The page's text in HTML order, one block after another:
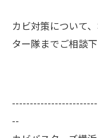
カビ対策について
ター隊までご相談
--